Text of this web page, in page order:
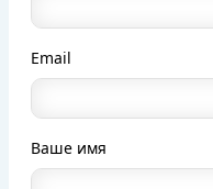
Email
Ваше имя